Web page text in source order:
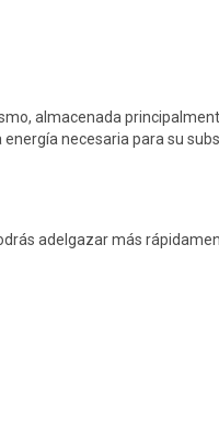
almacenada
necesaria para su
adelgazar más